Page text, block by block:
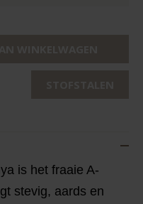
is het fraaie A-
stevig, aards en